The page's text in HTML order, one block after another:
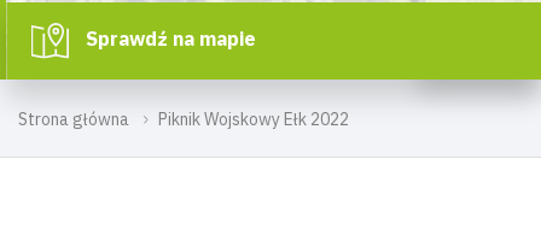
Strona główna Piknik Wojskowy Ełk 2022
Sprawdź na mapie